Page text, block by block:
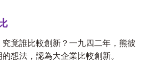
竟誰比較創新？一九四二年，熊彼
想法，認為大企業比較創新。